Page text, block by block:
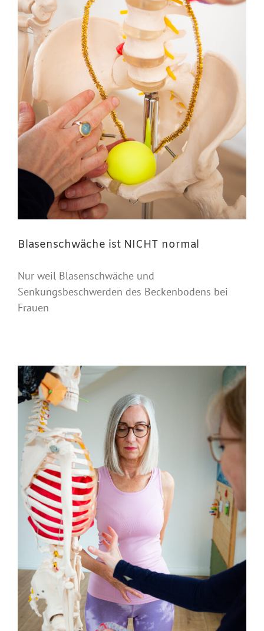
Blasenschwäche ist NICHT normal
Nur weil Blasenschwäche und
Senkungsbeschwerden des Beckenbodens bei
Frauen